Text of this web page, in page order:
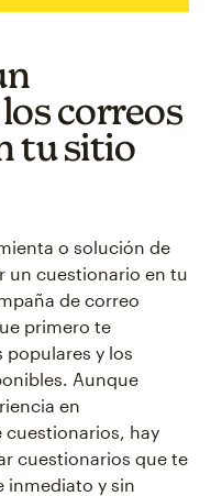
correos
tu sitio
o solución de
un cuestionario en tu
de correo
primero te
y los
Aunque
en
hay
cuestionarios que te
inmediato y sin